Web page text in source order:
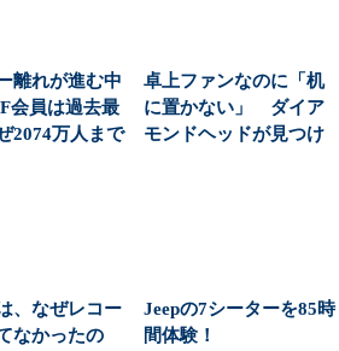
離れが進む中
会員は過去最
2074万人まで
卓上ファンなのに「机
に置かない」 ダイア
モンドヘッドが見つけ
、なぜレコー
なかったの
Jeepの7シーターを85時
間体験！